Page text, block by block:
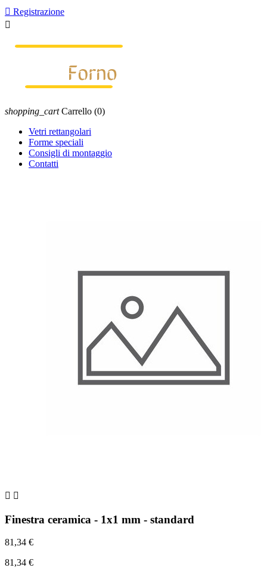
 Registrazione

shopping_cart Carrello (0)
Vetri rettangolari
Forme speciali
Consigli di montaggio
Contatti
 
Finestra ceramica - 1x1 mm - standard
81,34 €
81,34 €